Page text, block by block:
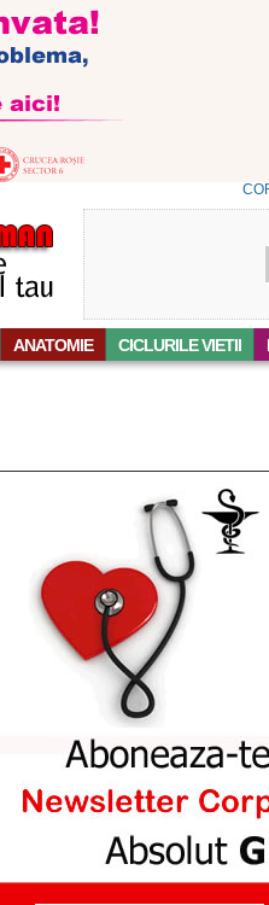
ANATOMIE CICLURILE VIETII
Publicat
pe
ovala, cu
0,5 – 0,6
lobul
denumita